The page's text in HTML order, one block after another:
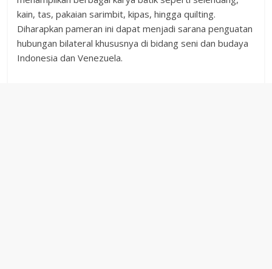
kain, tas, pakaian sarimbit, kipas, hingga quilting.
Diharapkan pameran ini dapat menjadi sarana penguatan
hubungan bilateral khususnya di bidang seni dan budaya
Indonesia dan Venezuela.